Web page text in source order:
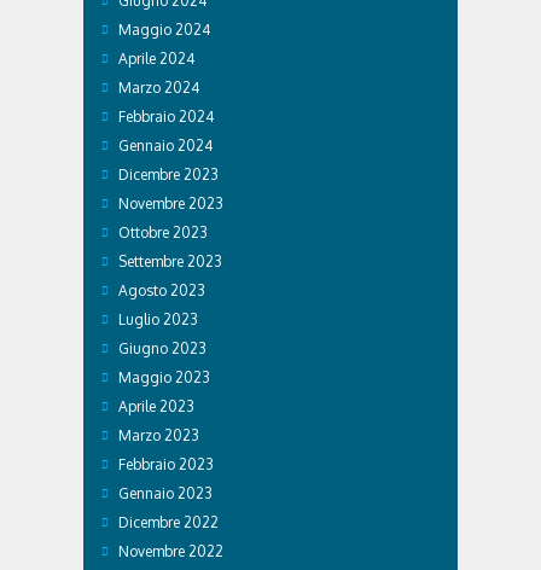
Maggio 2024
Aprile 2024
Marzo 2024
Febbraio 2024
Gennaio 2024
Dicembre 2023
Novembre 2023
Ottobre 2023
Settembre 2023
Agosto 2023
Luglio 2023
Giugno 2023
Maggio 2023
Aprile 2023
Marzo 2023
Febbraio 2023
Gennaio 2023
Dicembre 2022
Novembre 2022